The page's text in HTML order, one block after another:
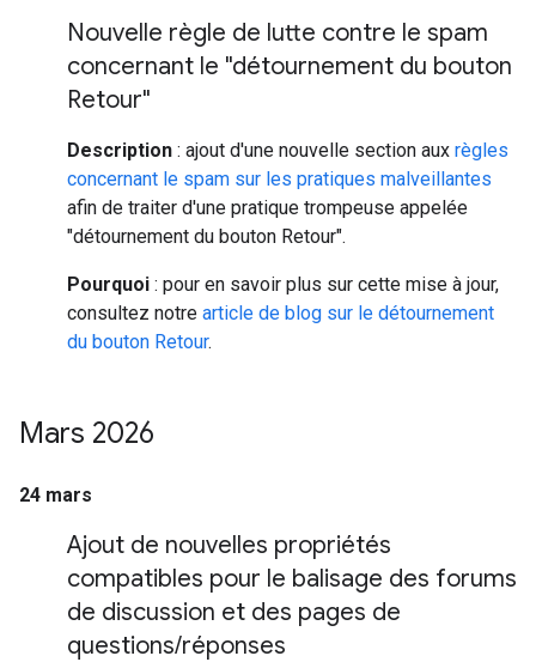
Nouvelle règle de lutte contre le spam
concernant le "détournement du bouton
Retour"
Description : ajout d'une nouvelle section aux règles
concernant le spam sur les pratiques malveillantes
afin de traiter d'une pratique trompeuse appelée
"détournement du bouton Retour".
Pourquoi : pour en savoir plus sur cette mise à jour,
consultez notre article de blog sur le détournement
du bouton Retour.
Mars 2026
24 mars
Ajout de nouvelles propriétés
compatibles pour le balisage des forums
de discussion et des pages de
questions/réponses